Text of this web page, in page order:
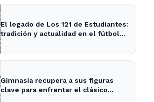
El legado de Los 121 de Estudiantes:
tradición y actualidad en el fútbol
Gimnasia recupera a sus figuras
clave para enfrentar el clásico